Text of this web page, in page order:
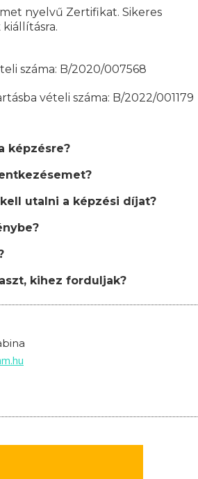
nyelvű Zertifikat. Sikeres
száma: B/2020/007568
vételi száma: B/2022/001179
képzésre?
utalni a képzési díjat?
kihez forduljak?